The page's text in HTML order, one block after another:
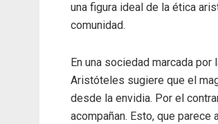
una figura ideal de la ética
comunidad.
En una sociedad marcada
Aristóteles sugiere que el
desde la envidia. Por el
acompañan. Esto, que